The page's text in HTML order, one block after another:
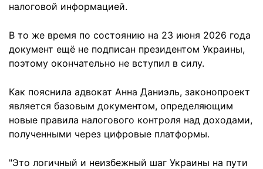
налоговой информацией.
В то же время по состоянию на 23 июня 2026 года
документ ещё не подписан президентом Украины,
поэтому окончательно не вступил в силу.
Как пояснила адвокат Анна Даниэль, законопроект
является базовым документом, определяющим
новые правила налогового контроля над доходами,
полученными через цифровые платформы.
"Это логичный и неизбежный шаг Украины на пути